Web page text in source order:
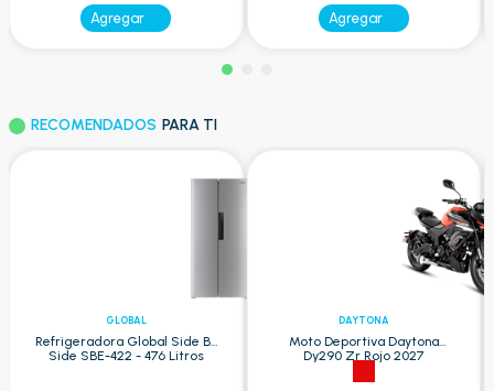
Agregar Agregar
RECOMENDADOS PARA TI
GLOBAL
Refrigeradora Global Side By
Side SBE-422 - 476 Litros
DAYTONA
Moto Deportiva Daytona
Dy290 Zr Rojo 2027